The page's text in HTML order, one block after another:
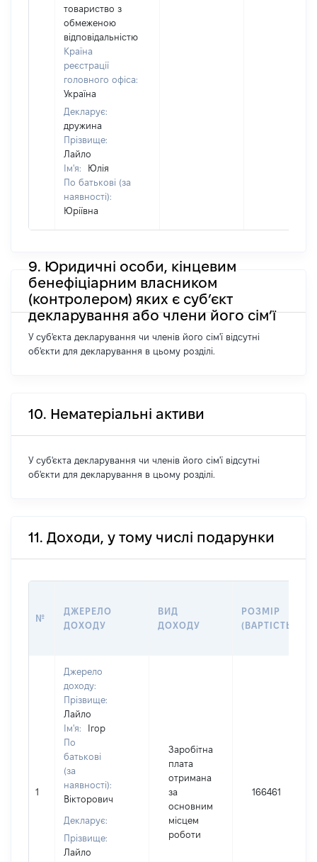
товариство з
обмеженою
відповідальністю
Країна
реєстрації
головного офіса:
Україна
Декларує:
дружина
Прізвище:
Лайло
Ім'я:
Юлія
По батькові (за
наявності):
Юріївна
9. Юридичні особи, кінцевим
бенефіціарним власником
(контролером) яких є суб’єкт
декларування або члени його сім’ї
У суб'єкта декларування чи членів його сім'ї відсутні
об'єкти для декларування в цьому розділі.
10. Нематеріальні активи
У суб'єкта декларування чи членів його сім'ї відсутні
об'єкти для декларування в цьому розділі.
11. Доходи, у тому числі подарунки
№
ДЖЕРЕЛО
ДОХОДУ
ВИД
ДОХОДУ
РОЗМІР
(ВАРТІСТЬ)
1
Джерело
доходу:
Прізвище:
Лайло
Ім'я:
Ігор
По
батькові
(за
наявності):
Вікторович
Декларує:
Прізвище:
Лайло
Заробітна
плата
отримана
за
основним
місцем
роботи
166461